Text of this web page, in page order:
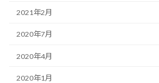
2021年2月
2020年7月
2020年4月
2020年1月